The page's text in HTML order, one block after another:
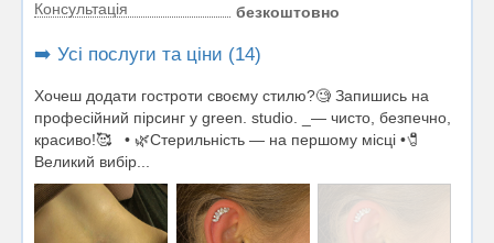
Консультація безкоштовно
➡️ Усі послуги та ціни (14)
Хочеш додати гостроти своєму стилю?🧐 Запишись на
професійний пірсинг у green. studio. _— чисто, безпечно,
красиво!🥰 • 🌿Стерильність — на першому місці •🧷
Великий вибір...